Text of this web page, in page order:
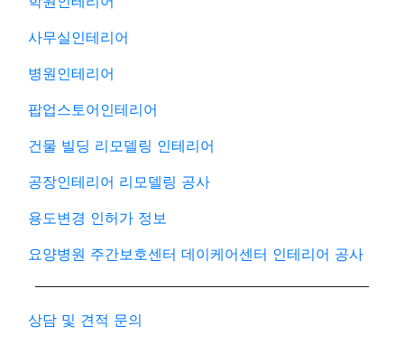
사무실인테리어
병원인테리어
팝업스토어인테리어
건물 빌딩 리모델링 인테리어
공장인테리어 리모델링 공사
용도변경 인허가 정보
요양병원 주간보호센터 데이케어센터 인테리어 공사
상담 및 견적 문의